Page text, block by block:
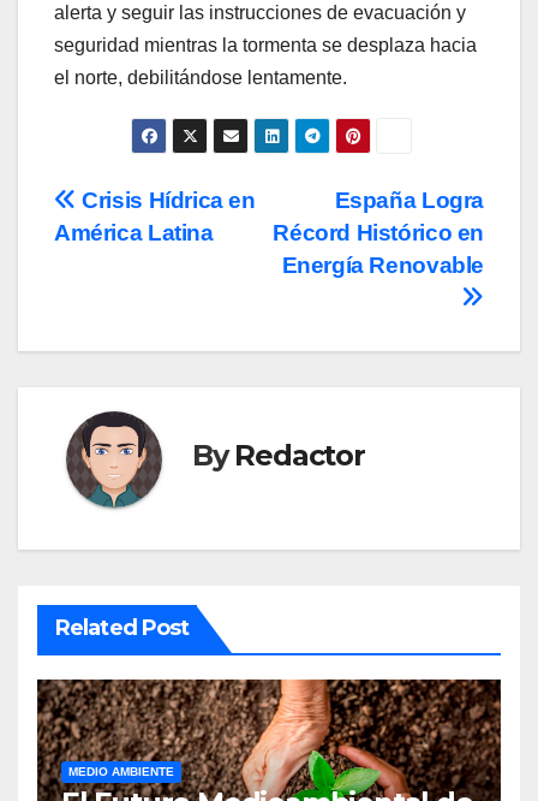
alerta y seguir las instrucciones de evacuación y
seguridad mientras la tormenta se desplaza hacia
el norte, debilitándose lentamente.
Post
España Logra
Récord Histórico en
Energía Renovable
Crisis Hídrica en
América Latina
ByRedactor
Related Post
MEDIO AMBIENTE